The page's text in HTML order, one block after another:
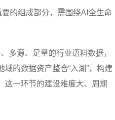
的组成部分，需围绕AI全生命
多源、足量的行业语料数据，
的数据资产整合“入湖”，构建
这一环节的建设难度大、周期